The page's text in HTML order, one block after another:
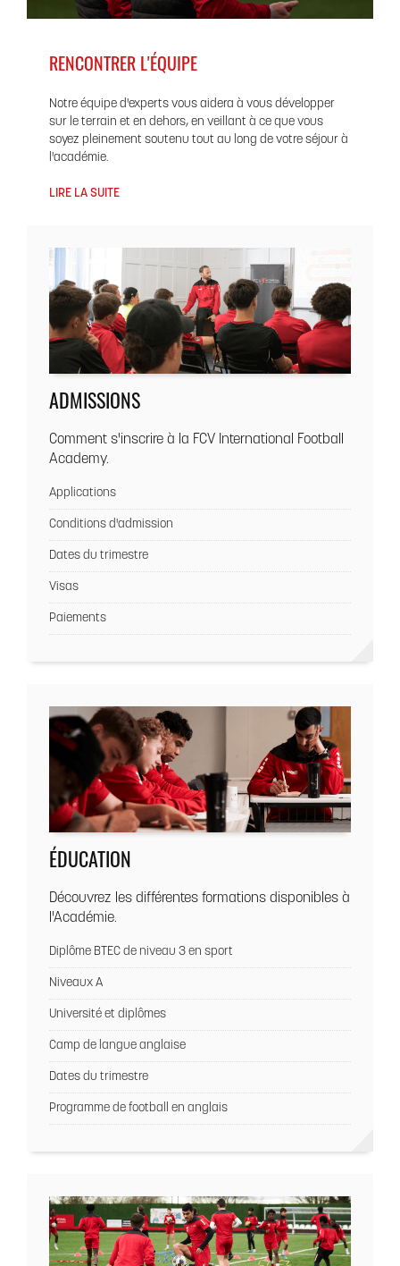
RENCONTRER L'ÉQUIPE
Notre équipe d'experts vous aidera à vous développer
sur le terrain et en dehors, en veillant à ce que vous
soyez pleinement soutenu tout au long de votre séjour à
l'académie.
LIRE LA SUITE
ADMISSIONS
Comment s'inscrire à la FCV International Football
Academy.
Applications
Conditions d'admission
Dates du trimestre
Visas
Paiements
ÉDUCATION
Découvrez les différentes formations disponibles à
l'Académie.
Diplôme BTEC de niveau 3 en sport
Niveaux A
Université et diplômes
Camp de langue anglaise
Dates du trimestre
Programme de football en anglais